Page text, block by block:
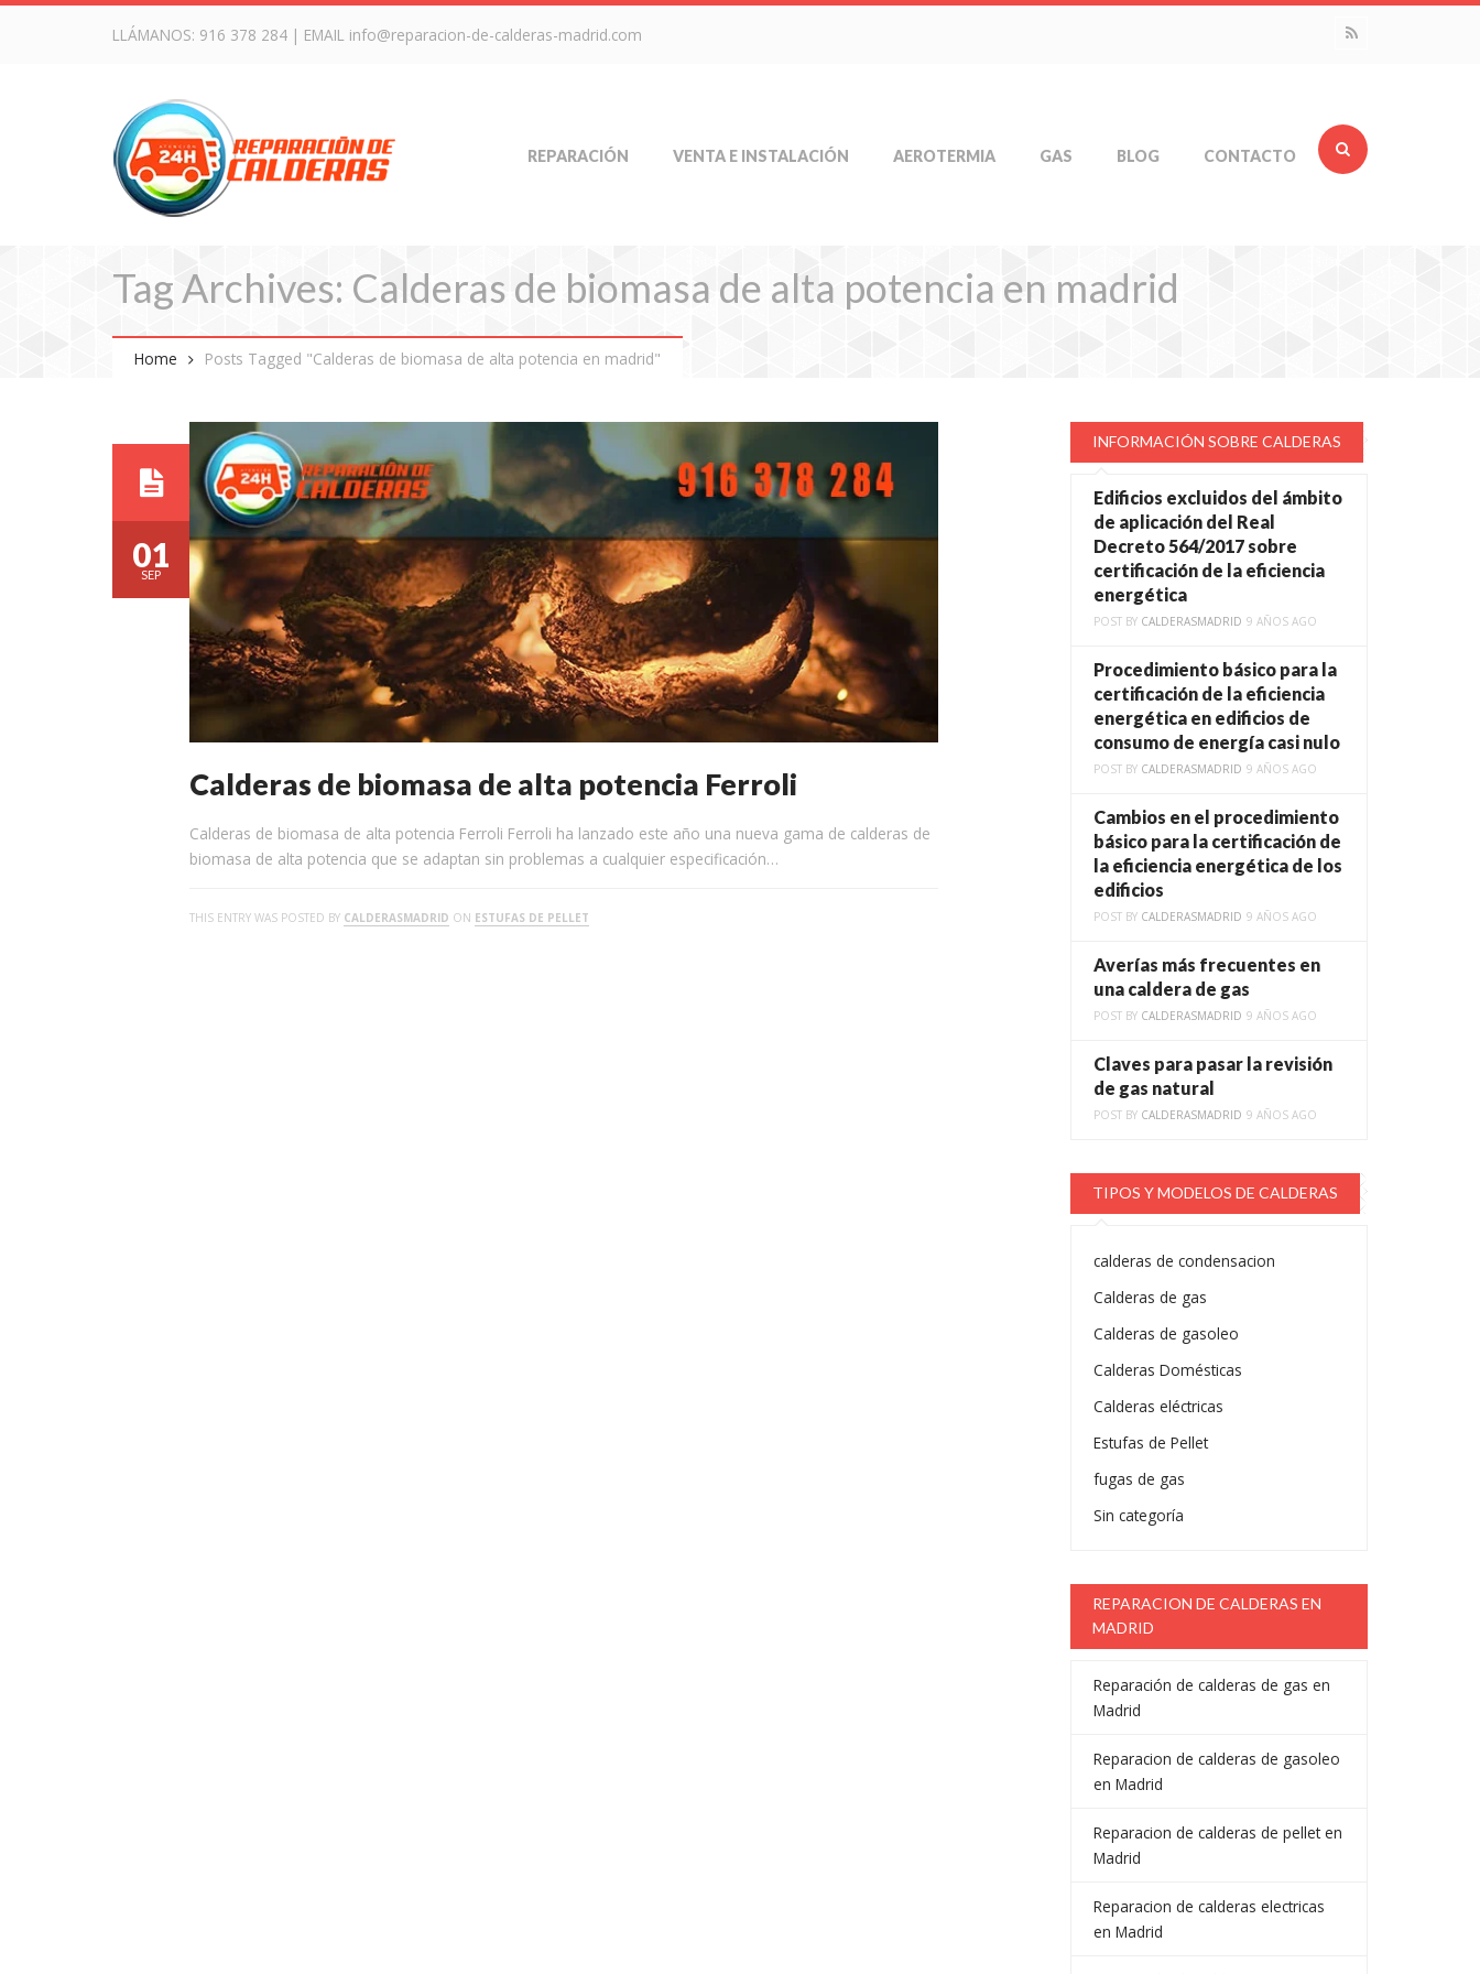
LLÁMANOS: 916 378 284 | EMAIL info@reparacion-de-calderas-madrid.com
REPARACIÓN VENTA E INSTALACIÓN AEROTERMIA GAS BLOG CONTACTO
Tag Archives: Calderas de biomasa de alta potencia en madrid
Home Posts Tagged "Calderas de biomasa de alta potencia en madrid"
01
SEP
Calderas de biomasa de alta potencia Ferroli
Calderas de biomasa de alta potencia Ferroli Ferroli ha lanzado este año una nueva gama de calderas de
biomasa de alta potencia que se adaptan sin problemas a cualquier especificación…
THIS ENTRY WAS POSTED BY CALDERASMADRID ON ESTUFAS DE PELLET
INFORMACIÓN SOBRE CALDERAS
Edificios excluidos del ámbito
de aplicación del Real
Decreto 564/2017 sobre
certificación de la eficiencia
energética
POST BY CALDERASMADRID 9 AÑOS AGO
Procedimiento básico para la
certificación de la eficiencia
energética en edificios de
consumo de energía casi nulo
POST BY CALDERASMADRID 9 AÑOS AGO
Cambios en el procedimiento
básico para la certificación de
la eficiencia energética de los
edificios
POST BY CALDERASMADRID 9 AÑOS AGO
Averías más frecuentes en
una caldera de gas
POST BY CALDERASMADRID 9 AÑOS AGO
Claves para pasar la revisión
de gas natural
POST BY CALDERASMADRID 9 AÑOS AGO
TIPOS Y MODELOS DE CALDERAS
calderas de condensacion
Calderas de gas
Calderas de gasoleo
Calderas Domésticas
Calderas eléctricas
Estufas de Pellet
fugas de gas
Sin categoría
REPARACION DE CALDERAS EN
MADRID
Reparación de calderas de gas en
Madrid
Reparacion de calderas de gasoleo
en Madrid
Reparacion de calderas de pellet en
Madrid
Reparacion de calderas electricas
en Madrid